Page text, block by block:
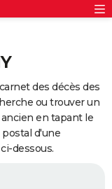
des décès des
ou trouver un
en tapant le
d'une
dessous.